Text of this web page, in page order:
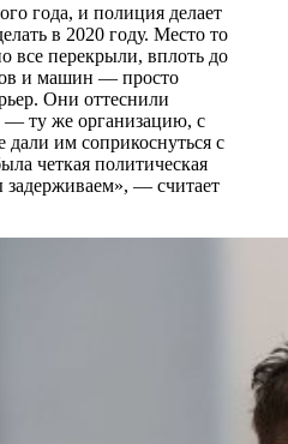
года, и полиция делает
в 2020 году. Место то
все перекрыли, вплоть до
и машин — просто
Они оттеснили
ту же организацию, с
им соприкоснуться с
четкая политическая
— считает